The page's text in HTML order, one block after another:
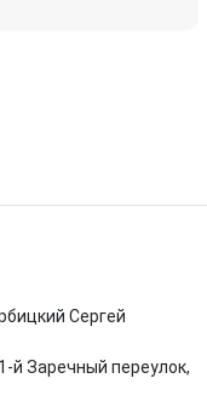
Сергей
й Заречный переулок,